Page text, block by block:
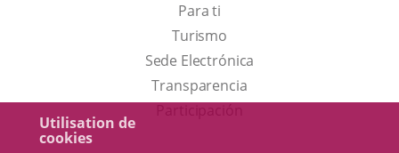
Utilisation de
cookies
Para ti
TurismoEste
enlace
se
Sede Electrónica
Transparencia